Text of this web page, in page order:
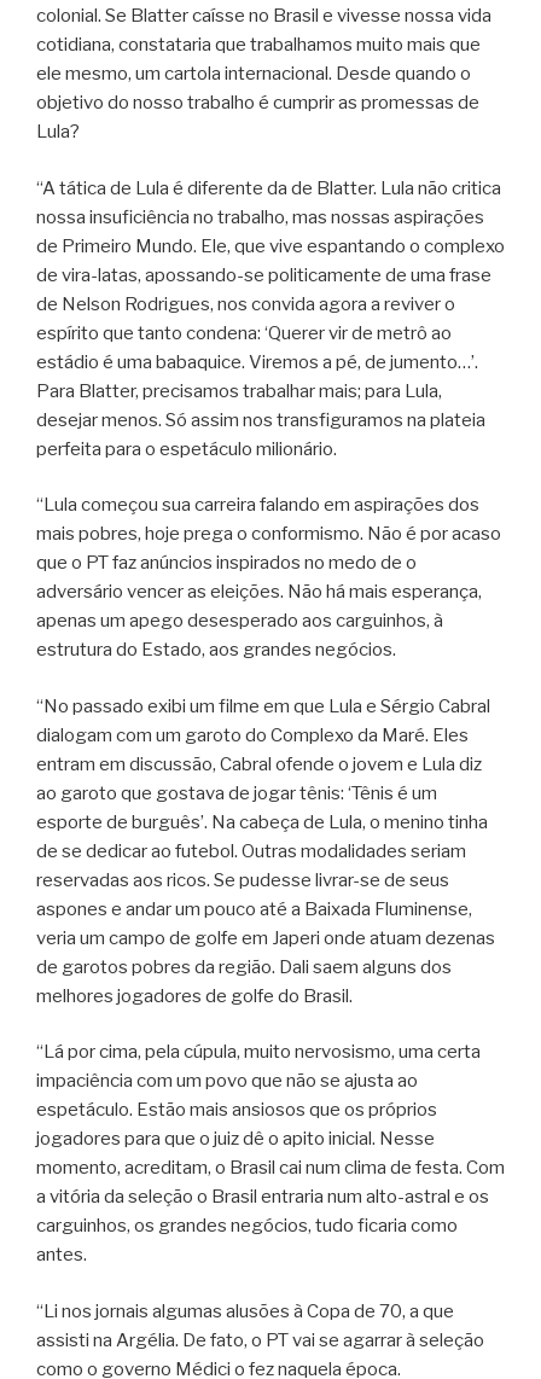
colonial. Se Blatter caísse no Brasil e vivesse nossa vida
cotidiana, constataria que trabalhamos muito mais que
ele mesmo, um cartola internacional. Desde quando o
objetivo do nosso trabalho é cumprir as promessas de
Lula?
“A tática de Lula é diferente da de Blatter. Lula não critica
nossa insuficiência no trabalho, mas nossas aspirações
de Primeiro Mundo. Ele, que vive espantando o complexo
de vira-latas, apossando-se politicamente de uma frase
de Nelson Rodrigues, nos convida agora a reviver o
espírito que tanto condena: ‘Querer vir de metrô ao
estádio é uma babaquice. Viremos a pé, de jumento…’.
Para Blatter, precisamos trabalhar mais; para Lula,
desejar menos. Só assim nos transfiguramos na plateia
perfeita para o espetáculo milionário.
“Lula começou sua carreira falando em aspirações dos
mais pobres, hoje prega o conformismo. Não é por acaso
que o PT faz anúncios inspirados no medo de o
adversário vencer as eleições. Não há mais esperança,
apenas um apego desesperado aos carguinhos, à
estrutura do Estado, aos grandes negócios.
“No passado exibi um filme em que Lula e Sérgio Cabral
dialogam com um garoto do Complexo da Maré. Eles
entram em discussão, Cabral ofende o jovem e Lula diz
ao garoto que gostava de jogar tênis: ‘Tênis é um
esporte de burguês’. Na cabeça de Lula, o menino tinha
de se dedicar ao futebol. Outras modalidades seriam
reservadas aos ricos. Se pudesse livrar-se de seus
aspones e andar um pouco até a Baixada Fluminense,
veria um campo de golfe em Japeri onde atuam dezenas
de garotos pobres da região. Dali saem alguns dos
melhores jogadores de golfe do Brasil.
“Lá por cima, pela cúpula, muito nervosismo, uma certa
impaciência com um povo que não se ajusta ao
espetáculo. Estão mais ansiosos que os próprios
jogadores para que o juiz dê o apito inicial. Nesse
momento, acreditam, o Brasil cai num clima de festa. Com
a vitória da seleção o Brasil entraria num alto-astral e os
carguinhos, os grandes negócios, tudo ficaria como
antes.
“Li nos jornais algumas alusões à Copa de 70, a que
assisti na Argélia. De fato, o PT vai se agarrar à seleção
como o governo Médici o fez naquela época.